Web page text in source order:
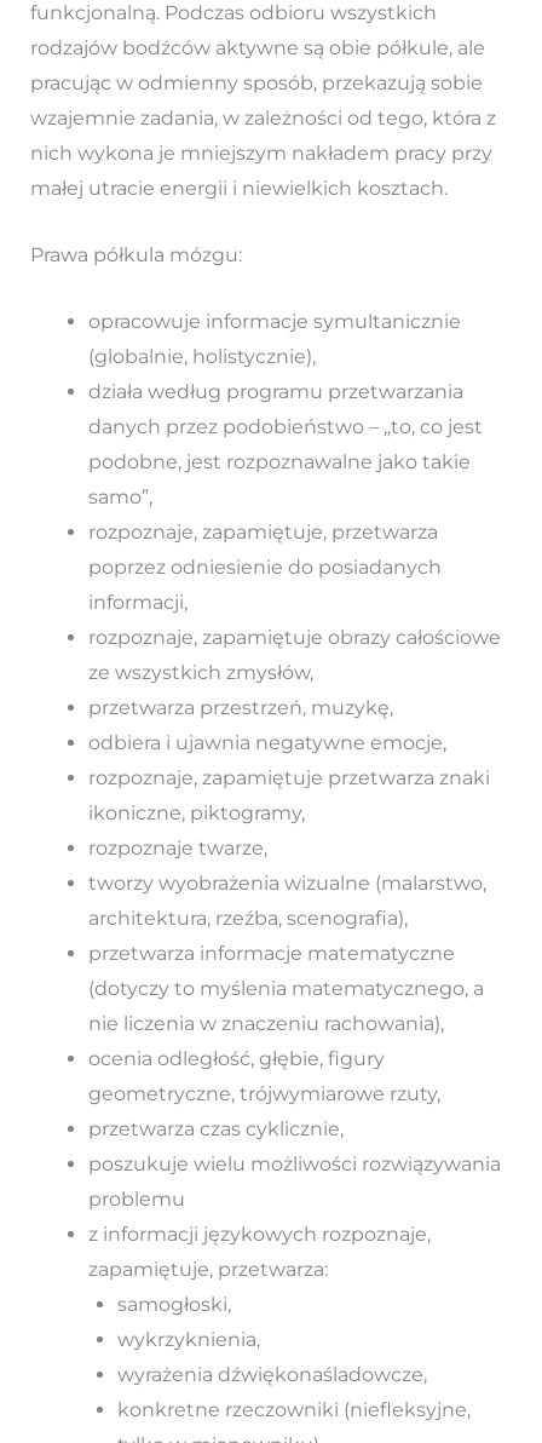
funkcjonalną. Podczas odbioru wszystkich
rodzajów bodźców aktywne są obie półkule, ale
pracując w odmienny sposób, przekazują sobie
wzajemnie zadania, w zależności od tego, która z
nich wykona je mniejszym nakładem pracy przy
małej utracie energii i niewielkich kosztach.
Prawa półkula mózgu:
opracowuje informacje symultanicznie
(globalnie, holistycznie),
działa według programu przetwarzania
danych przez podobieństwo – „to, co jest
podobne, jest rozpoznawalne jako takie
samo”,
rozpoznaje, zapamiętuje, przetwarza
poprzez odniesienie do posiadanych
informacji,
rozpoznaje, zapamiętuje obrazy całościowe
ze wszystkich zmysłów,
przetwarza przestrzeń, muzykę,
odbiera i ujawnia negatywne emocje,
rozpoznaje, zapamiętuje przetwarza znaki
ikoniczne, piktogramy,
rozpoznaje twarze,
tworzy wyobrażenia wizualne (malarstwo,
architektura, rzeźba, scenografia),
przetwarza informacje matematyczne
(dotyczy to myślenia matematycznego, a
nie liczenia w znaczeniu rachowania),
ocenia odległość, głębie, figury
geometryczne, trójwymiarowe rzuty,
przetwarza czas cyklicznie,
poszukuje wielu możliwości rozwiązywania
problemu
z informacji językowych rozpoznaje,
zapamiętuje, przetwarza:
samogłoski,
wykrzyknienia,
wyrażenia dźwiękonaśladowcze,
konkretne rzeczowniki (niefleksyjne,